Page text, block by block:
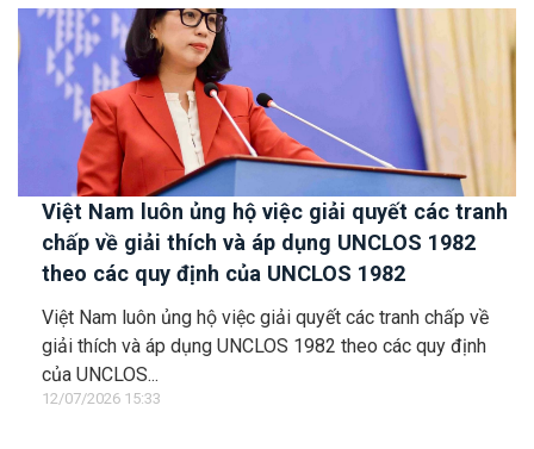
Việt Nam luôn ủng hộ việc giải quyết các tranh
chấp về giải thích và áp dụng UNCLOS 1982
theo các quy định của UNCLOS 1982
Việt Nam luôn ủng hộ việc giải quyết các tranh chấp về
giải thích và áp dụng UNCLOS 1982 theo các quy định
của UNCLOS...
12/07/2026 15:33